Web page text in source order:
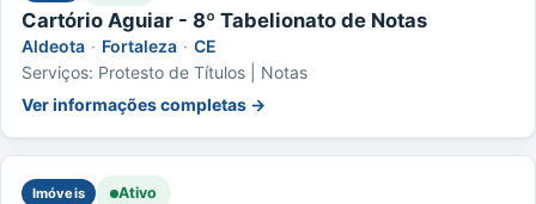
Cartório Aguiar - 8º Tabelionato de Notas
Aldeota · Fortaleza · CE
Serviços: Protesto de Títulos | Notas
Ver informações completas →
Imóveis Ativo